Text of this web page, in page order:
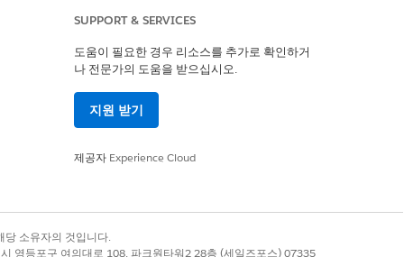
SUPPORT & SERVICES
도움이 필요한 경우 리소스를 추가로 확인하거
나 전문가의 도움을 받으십시오.
지원 받기
제공자 Experience Cloud
소유자의 것입니다.
영등포구 여의대로 108, 파크원타워2 28층 (세일즈포스) 07335